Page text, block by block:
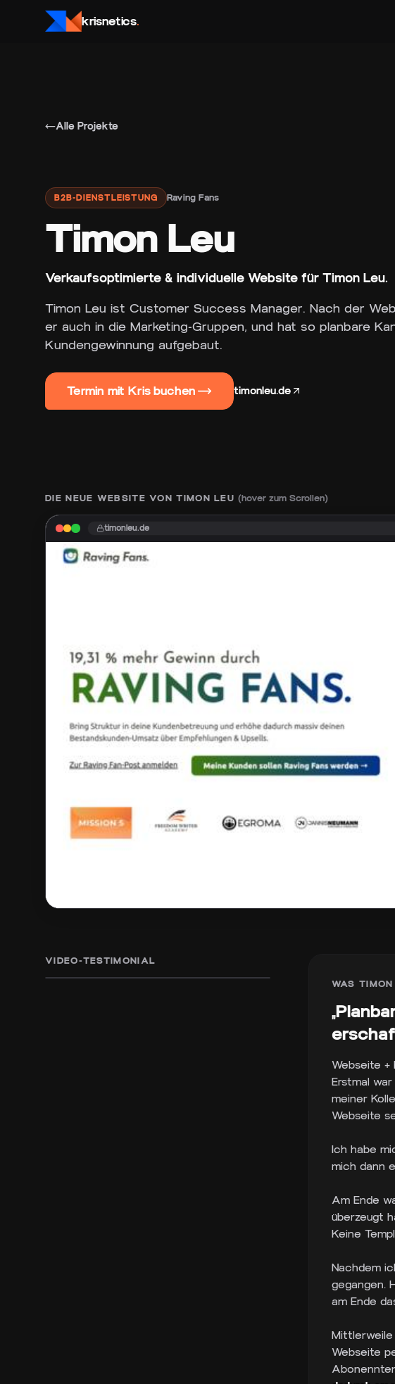
krisnetics.
Alle Projekte
B2B-DIENSTLEISTUNG Raving Fans
Timon Leu
Verkaufsoptimierte & individuelle Website für Timon Leu.
Timon Leu ist Customer Success Manager. Nach der
er auch in die Marketing-Gruppen, und hat so planbare
Kundengewinnung aufgebaut.
Termin mit Kris buchen timonleu.de
DIE NEUE WEBSITE VONTIMON LEU (hover zum Scrollen)
timonleu.de
VIDEO-TESTIMONIAL
Raving Fans
WAS TIMON
„
Webseite +
Erstmal
meiner
Webseite
Ich habe
mich dann
Am Ende
überzeugt
Keine
Nachdem
gegangen.
am Ende
Mittlerweile
Webseite